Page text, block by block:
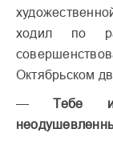
ходил по
Октябрьском
—Тебе